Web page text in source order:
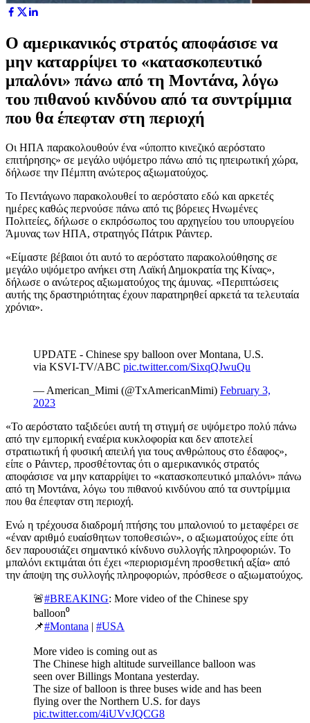
Ο αμερικανικός στρατός αποφάσισε να
μην καταρρίψει το «κατασκοπευτικό
μπαλόνι» πάνω από τη Μοντάνα, λόγω
του πιθανού κινδύνου από τα συντρίμμια
που θα έπεφταν στη περιοχή
Οι ΗΠΑ παρακολουθούν ένα «ύποπτο κινεζικό αερόστατο
επιτήρησης» σε μεγάλο υψόμετρο πάνω από τις ηπειρωτική χώρα,
δήλωσε την Πέμπτη ανώτερος αξιωματούχος.
Το Πεντάγωνο παρακολουθεί το αερόστατο εδώ και αρκετές
ημέρες καθώς περνούσε πάνω από τις βόρειες Ηνωμένες
Πολιτείες, δήλωσε ο εκπρόσωπος του αρχηγείου του υπουργείου
Άμυνας των ΗΠΑ, στρατηγός Πάτρικ Ράιντερ.
«Είμαστε βέβαιοι ότι αυτό το αερόστατο παρακολούθησης σε
μεγάλο υψόμετρο ανήκει στη Λαϊκή Δημοκρατία της Κίνας»,
δήλωσε ο ανώτερος αξιωματούχος της άμυνας. «Περιπτώσεις
αυτής της δραστηριότητας έχουν παρατηρηθεί αρκετά τα τελευταία
χρόνια».
UPDATE - Chinese spy balloon over Montana, U.S.
via KSVI-TV/ABC pic.twitter.com/SixqQJwuQu
— American_Mimi (@TxAmericanMimi) February 3,
2023
«Το αερόστατο ταξιδεύει αυτή τη στιγμή σε υψόμετρο πολύ πάνω
από την εμπορική εναέρια κυκλοφορία και δεν αποτελεί
στρατιωτική ή φυσική απειλή για τους ανθρώπους στο έδαφος»,
είπε ο Ράιντερ, προσθέτοντας ότι ο αμερικανικός στρατός
αποφάσισε να μην καταρρίψει το «κατασκοπευτικό μπαλόνι» πάνω
από τη Μοντάνα, λόγω του πιθανού κινδύνου από τα συντρίμμια
που θα έπεφταν στη περιοχή.
Ενώ η τρέχουσα διαδρομή πτήσης του μπαλονιού το μεταφέρει σε
«έναν αριθμό ευαίσθητων τοποθεσιών», ο αξιωματούχος είπε ότι
δεν παρουσιάζει σημαντικό κίνδυνο συλλογής πληροφοριών. Το
μπαλόνι εκτιμάται ότι έχει «περιορισμένη προσθετική αξία» από
την άποψη της συλλογής πληροφοριών, πρόσθεσε ο αξιωματούχος.
🚨#BREAKING: More video of the Chinese spy
balloon⁰
📌#Montana | #USA
More video is coming out as
The Chinese high altitude surveillance balloon was
seen over Billings Montana yesterday.
The size of balloon is three buses wide and has been
flying over the Northern U.S. for days
pic.twitter.com/4iUVvJQCG8